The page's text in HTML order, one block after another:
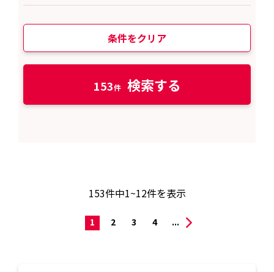
条件をクリア
153 検索する
153件中1~12件を表示
1 2 3 4 ...